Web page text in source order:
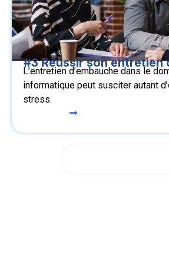
#3 Réussir son entretien
L’entretien d’embauche dans le
informatique peut susciter autant
stress.